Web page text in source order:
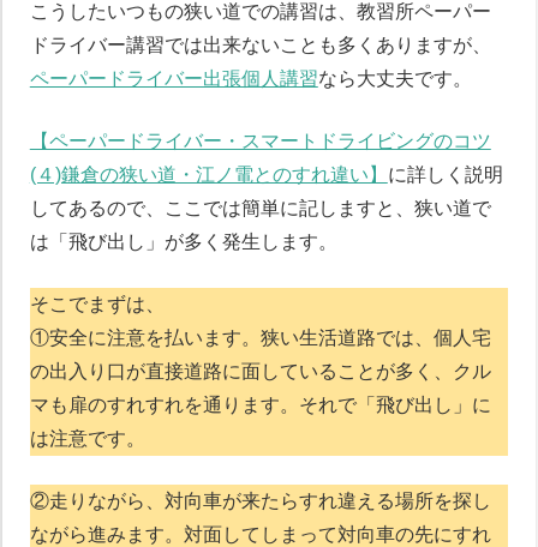
こうしたいつもの狭い道での講習は、教習所ペーパー
ドライバー講習では出来ないことも多くありますが、
ペーパードライバー出張個人講習なら大丈夫です。
【ペーパードライバー・スマートドライビングのコツ
(４)鎌倉の狭い道・江ノ電とのすれ違い】 に詳しく説明
してあるので、ここでは簡単に記しますと、狭い道で
は「飛び出し」が多く発生します。
そこでまずは、
①安全に注意を払います。狭い生活道路では、個人宅
の出入り口が直接道路に面していることが多く、クル
マも扉のすれすれを通ります。それで「飛び出し」に
は注意です。
②走りながら、対向車が来たらすれ違える場所を探し
ながら進みます。対面してしまって対向車の先にすれ